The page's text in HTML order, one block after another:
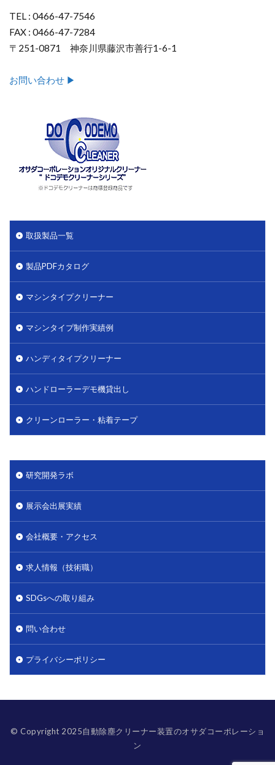
TEL : 0466-47-7546
FAX : 0466-47-7284
〒251-0871 神奈川県藤沢市善行1-6-1
お問い合わせ ▶︎
取扱製品一覧
製品PDFカタログ
マシンタイプクリーナー
マシンタイプ制作実績例
ハンディタイプクリーナー
ハンドローラーデモ機貸出し
クリーンローラー・粘着テープ
研究開発ラボ
展示会出展実績
会社概要・アクセス
求人情報（技術職）
SDGsへの取り組み
問い合わせ
プライバシーポリシー
© Copyright 2025自動除塵クリーナー装置のオサダコーポレーショ
ン